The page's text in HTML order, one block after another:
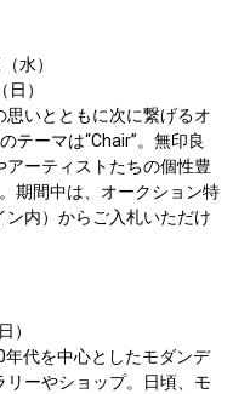
水）
）
いとともに次に繋げるオ
テーマは“Chair”。無印良
アーティストたちの個性豊
期間中は、オークション特
内）からご入札いただけ
）
代を中心としたモダンデ
ーやショップ。日頃、モ